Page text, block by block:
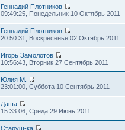
Геннадий Плотников
09:49:25, Понедельник 10 Октябрь 2011
Геннадий Плотников
20:50:31, Воскресенье 02 Октябрь 2011
Игорь Замолотов
10:56:43, Вторник 27 Сентябрь 2011
Юлия М.
23:01:00, Суббота 10 Сентябрь 2011
Даша
15:33:06, Среда 29 Июнь 2011
Старуш-ка